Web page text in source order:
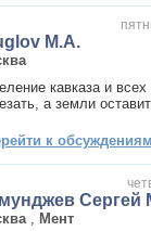
M.A.
кавказа и
а земли
к
Сергей
Мент